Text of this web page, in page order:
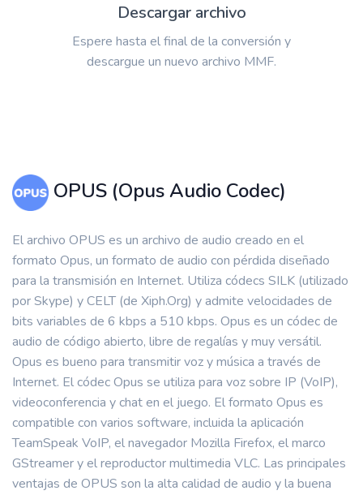
Descargar archivo
Espere hasta el final de la conversión y
descargue un nuevo archivo MMF.
OPUS (Opus Audio Codec)
El archivo OPUS es un archivo de audio creado en el
formato Opus, un formato de audio con pérdida diseñado
para la transmisión en Internet. Utiliza códecs SILK (utilizado
por Skype) y CELT (de Xiph.Org) y admite velocidades de
bits variables de 6 kbps a 510 kbps. Opus es un códec de
audio de código abierto, libre de regalías y muy versátil.
Opus es bueno para transmitir voz y música a través de
Internet. El códec Opus se utiliza para voz sobre IP (VoIP),
videoconferencia y chat en el juego. El formato Opus es
compatible con varios software, incluida la aplicación
TeamSpeak VoIP, el navegador Mozilla Firefox, el marco
GStreamer y el reproductor multimedia VLC. Las principales
ventajas de OPUS son la alta calidad de audio y la buena